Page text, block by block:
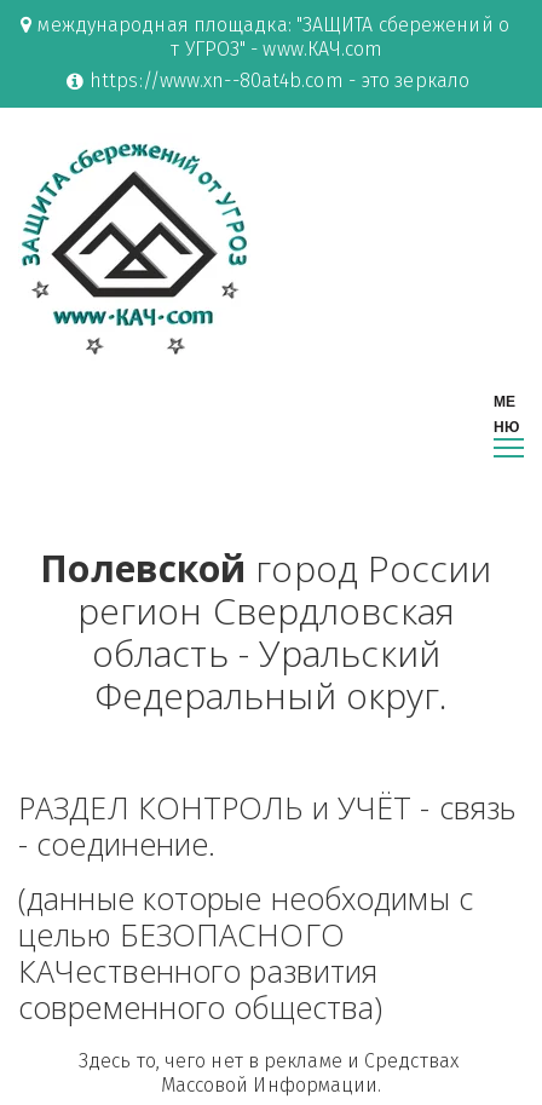
международная площадка: "ЗАЩИТА сбережений о
т УГРОЗ" - www.КАЧ.com
https://www.xn--80at4b.com - это зеркало
Полевской город России
регион Свердловская
область - Уральский
Федеральный округ.
РАЗДЕЛ КОНТРОЛЬ и УЧЁТ - связь
- соединение.
(данные которые необходимы с
целью БЕЗОПАСНОГО
КАЧественного развития
современного общества)
Здесь то, чего нет в рекламе и Средствах
Массовой Информации.